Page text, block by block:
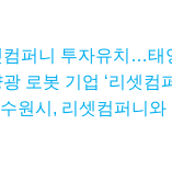
퍼니 투자유치…태
로봇 기업 ‘리셋
수원시, 리셋컴퍼니